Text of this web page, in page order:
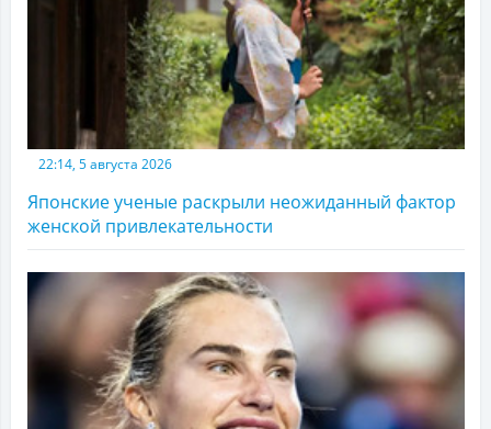
22:14, 5 августа 2026
Японские ученые раскрыли неожиданный фактор
женской привлекательности